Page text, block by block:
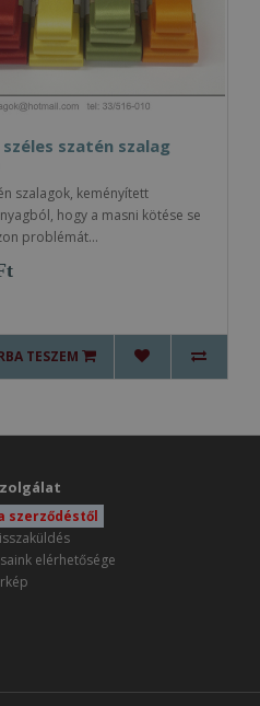
széles szatén szalag
szalagok, keményített
hogy a masni kötése se
problémát...
TESZEM
szerződéstől
elérhetősége